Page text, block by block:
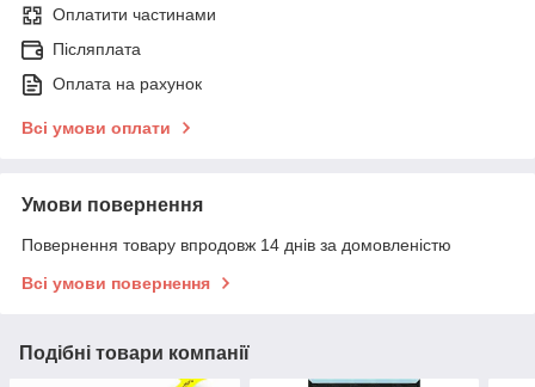
Оплатити частинами
Післяплата
Оплата на рахунок
Всі умови оплати
Умови повернення
Повернення товару впродовж 14 днів за домовленістю
Всі умови повернення
Подібні товари компанії